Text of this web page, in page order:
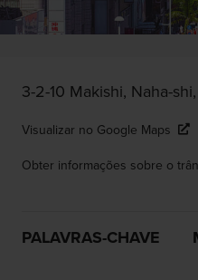
3-2-10 Makishi, Naha-
Visualizar no Google Maps
Obter informações sobre o
PALAVRAS-CHAVE